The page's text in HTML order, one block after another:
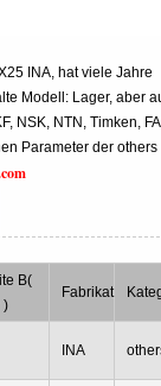
INA, hat viele Jahre
Modell: Lager, aber
NSK, NTN, Timken,
Parameter der others
B(
)
Fabrikat
INA